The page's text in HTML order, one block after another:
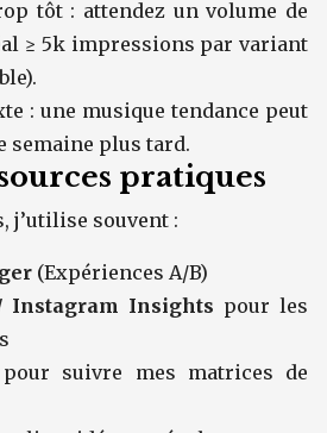
tôt : attendez un volume de
≥ 5k impressions par variant
: une musique tendance peut
semaine plus tard.
pratiques
j’utilise souvent :
(Expériences A/B)
Instagram Insights pour les
pour suivre mes matrices de